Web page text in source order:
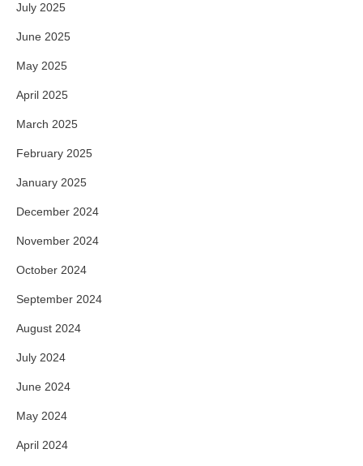
July 2025
June 2025
May 2025
April 2025
March 2025
February 2025
January 2025
December 2024
November 2024
October 2024
September 2024
August 2024
July 2024
June 2024
May 2024
April 2024